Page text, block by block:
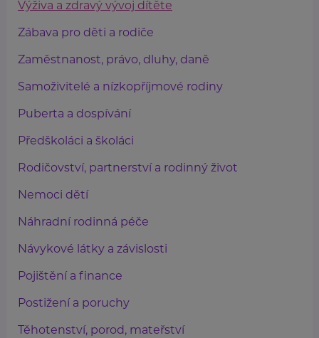
Výživa a zdravý vývoj dítěte
Zábava pro děti a rodiče
Zaměstnanost, právo, dluhy, daně
Samoživitelé a nízkopříjmové rodiny
Puberta a dospívání
Předškoláci a školáci
Rodičovství, partnerství a rodinný život
Nemoci dětí
Náhradní rodinná péče
Návykové látky a závislosti
Pojištění a finance
Postižení a poruchy
Těhotenství, porod, mateřství